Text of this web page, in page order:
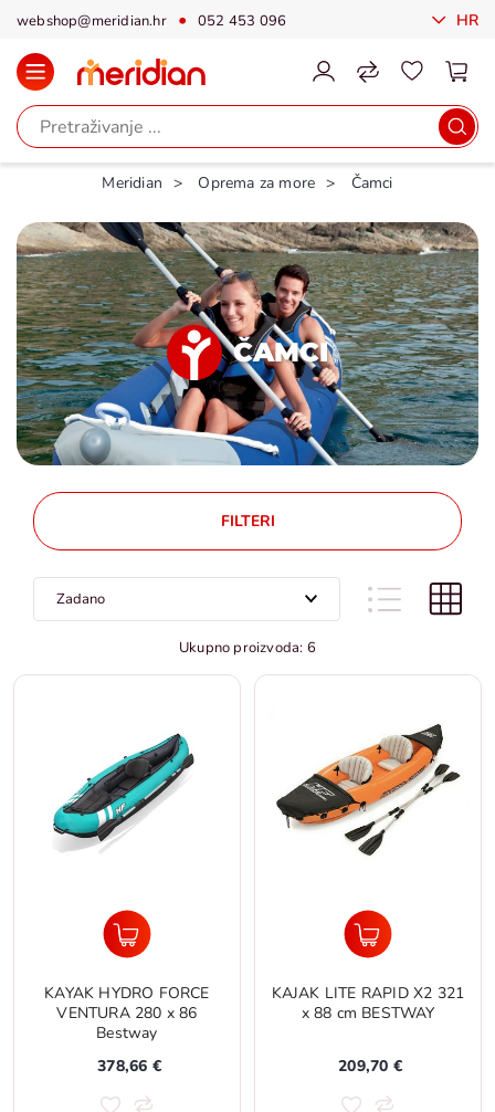
webshop@meridian.hr 052 453 096 HR
Meridian Oprema za more Čamci
ČAMCI
FILTERI
Ukupno proizvoda: 6
KAYAK HYDRO FORCE
VENTURA 280 x 86
Bestway
378,66 €
KAJAK LITE RAPID X2 321
x 88 cm BESTWAY
209,70 €